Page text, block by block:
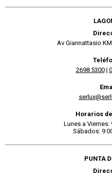
Av Giannattasio
2698 5300|
Horarios
Lunes a Viernes:
Sábados:
PUNTA